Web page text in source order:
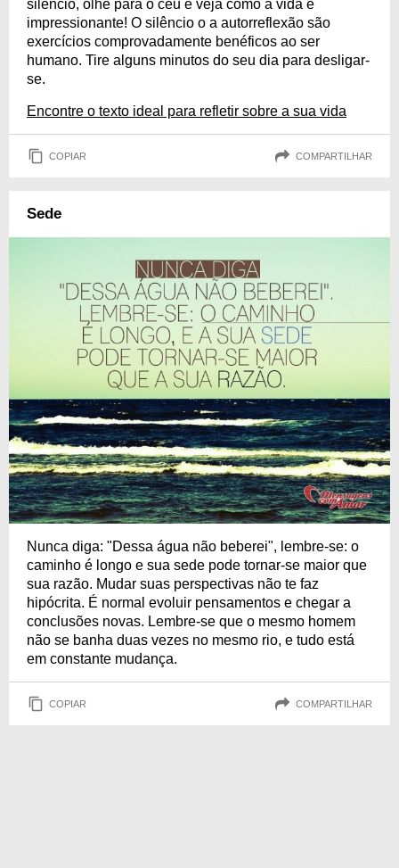
silêncio, olhe para o céu e veja como a vida é
impressionante! O silêncio o a autorreflexão são
exercícios comprovadamente benéficos ao ser
humano. Tire alguns minutos do seu dia para desligar-
se.
Encontre o texto ideal para refletir sobre a sua vida
COPIAR COMPARTILHAR
Sede
Nunca diga: "Dessa água não beberei", lembre-se: o
caminho é longo e sua sede pode tornar-se maior que
sua razão. Mudar suas perspectivas não te faz
hipócrita. É normal evoluir pensamentos e chegar a
conclusões novas. Lembre-se que o mesmo homem
não se banha duas vezes no mesmo rio, e tudo está
em constante mudança.
COPIAR COMPARTILHAR